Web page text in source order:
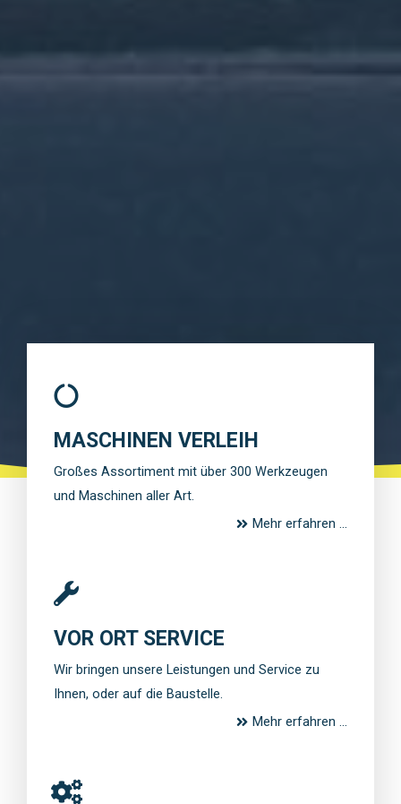
MASCHINEN VERLEIH
Großes Assortiment mit über 300 Werkzeugen
und Maschinen aller Art.
Mehr erfahren ...
VOR ORT SERVICE
Wir bringen unsere Leistungen und Service zu
Ihnen, oder auf die Baustelle.
Mehr erfahren ...